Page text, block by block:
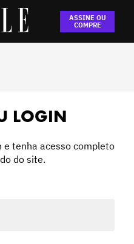
ASSINE OU
COMPRE
LOGIN
e tenha acesso completo
do site.